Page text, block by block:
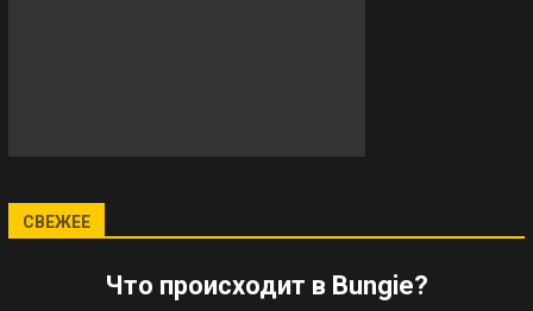
СВЕЖЕЕ
Что происходит в Bungie?